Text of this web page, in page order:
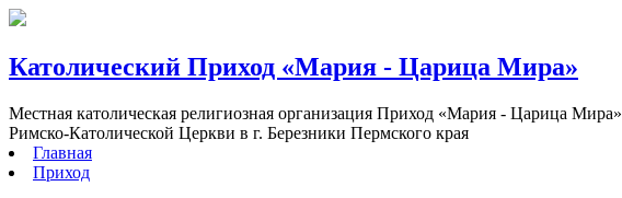
Католический Приход «Мария - Царица Мира»
Местная католическая религиозная организация Приход «Мария - Царица Мира»
Римско-Католической Церкви в г. Березники Пермского края
Главная
Приход